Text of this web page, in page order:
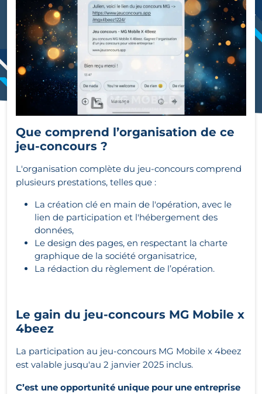
Que comprend l’organisation de ce
jeu-concours ?
L'organisation complète du jeu-concours comprend
plusieurs prestations, telles que :
La création clé en main de l'opération, avec le
lien de participation et l'hébergement des
données,
Le design des pages, en respectant la charte
graphique de la société organisatrice,
La rédaction du règlement de l’opération.
Le gain du jeu-concours MG Mobile x
4beez
La participation au jeu-concours MG Mobile x 4beez
est valable jusqu'au 2 janvier 2025 inclus.
C’est une opportunité unique pour une entreprise